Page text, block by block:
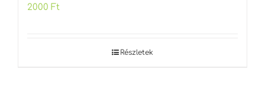
2000 Ft
Részletek